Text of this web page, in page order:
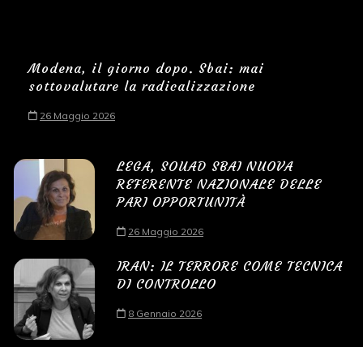
Modena, il giorno dopo. Sbai: mai
sottovalutare la radicalizzazione
26 Maggio 2026
LEGA, SOUAD SBAI NUOVA
REFERENTE NAZIONALE DELLE
PARI OPPORTUNITÀ
26 Maggio 2026
IRAN: IL TERRORE COME TECNICA
DI CONTROLLO
8 Gennaio 2026